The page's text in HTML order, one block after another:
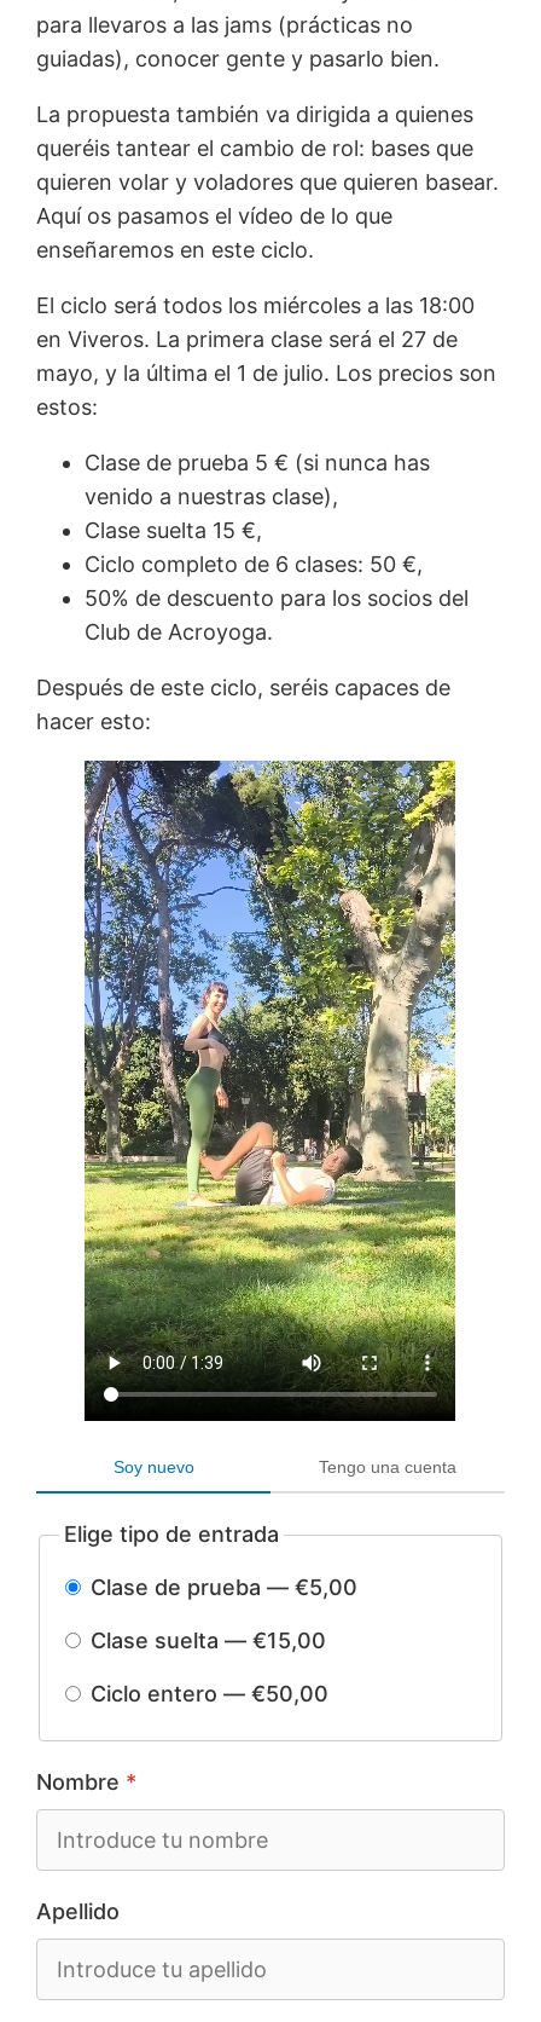
para llevaros a las jams (prácticas no
guiadas), conocer gente y pasarlo bien.
La propuesta también va dirigida a quienes
queréis tantear el cambio de rol: bases que
quieren volar y voladores que quieren basear.
Aquí os pasamos el vídeo de lo que
enseñaremos en este ciclo.
El ciclo será todos los miércoles a las 18:00
en Viveros. La primera clase será el 27 de
mayo, y la última el 1 de julio. Los precios son
estos:
Clase de prueba 5 € (si nunca has
venido a nuestras clase),
Clase suelta 15 €,
Ciclo completo de 6 clases: 50 €,
50% de descuento para los socios del
Club de Acroyoga.
Después de este ciclo, seréis capaces de
hacer esto:
Soy nuevo Tengo una cuenta
Elige tipo de entrada
Clase de prueba — €5,00
Clase suelta — €15,00
Ciclo entero — €50,00
Nombre *
Apellido